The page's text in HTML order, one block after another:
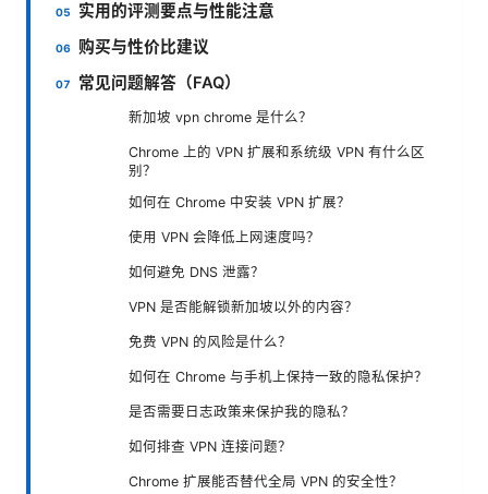
实用的评测要点与性能注意
购买与性价比建议
常见问题解答（FAQ）
新加坡 vpn chrome 是什么？
Chrome 上的 VPN 扩展和系统级 VPN 有什么区
别？
如何在 Chrome 中安装 VPN 扩展？
使用 VPN 会降低上网速度吗？
如何避免 DNS 泄露？
VPN 是否能解锁新加坡以外的内容？
免费 VPN 的风险是什么？
如何在 Chrome 与手机上保持一致的隐私保护？
是否需要日志政策来保护我的隐私？
如何排查 VPN 连接问题？
Chrome 扩展能否替代全局 VPN 的安全性？